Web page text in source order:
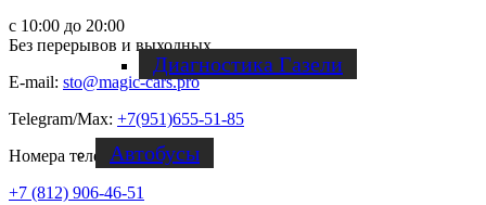
Диагностика Газели
Автобусы
с 10:00 до 20:00
Без перерывов и выходных
E-mail: sto@magic-cars.pro
Telegram/Max: +7(951)655-51-85
Номера телефонов
+7 (812) 906-46-51